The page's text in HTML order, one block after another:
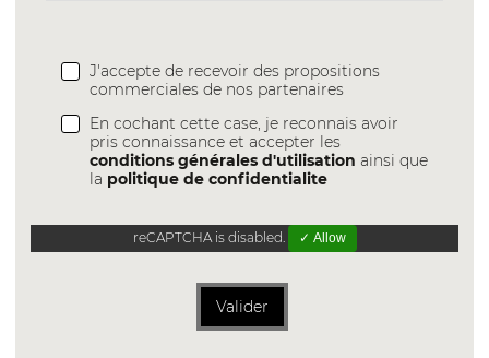
J'accepte de recevoir des propositions
commerciales de nos partenaires
En cochant cette case, je reconnais avoir
pris connaissance et accepter les
conditions générales d'utilisation ainsi que
la politique de confidentialite
reCAPTCHA is disabled. ✓ Allow
Valider